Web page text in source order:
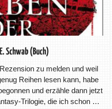
Schwab (Buch)
zu melden und weil
Reihen lesen kann, habe
und erzähle dann jetzt
Trilogie, die ich schon …